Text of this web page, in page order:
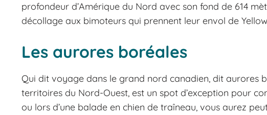
profondeur d’Amérique du Nord avec son fond de 614
décollage aux bimoteurs qui prennent leur envol de
Les aurores boréales
Qui dit voyage dans le grand nord canadien, dit aurores
territoires du Nord-Ouest, est un spot d’exception pour
ou lors d’une balade en chien de traîneau, vous aurez